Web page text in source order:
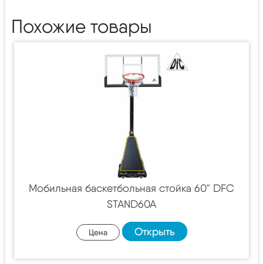
Похожие товары
Мобильная баскетбольная стойка 60" DFC
STAND60A
Цена Открыть